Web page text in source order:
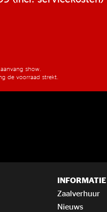
show.
de voorraad strekt.
INFORMATIE
Zaalverhuur
Nieuws